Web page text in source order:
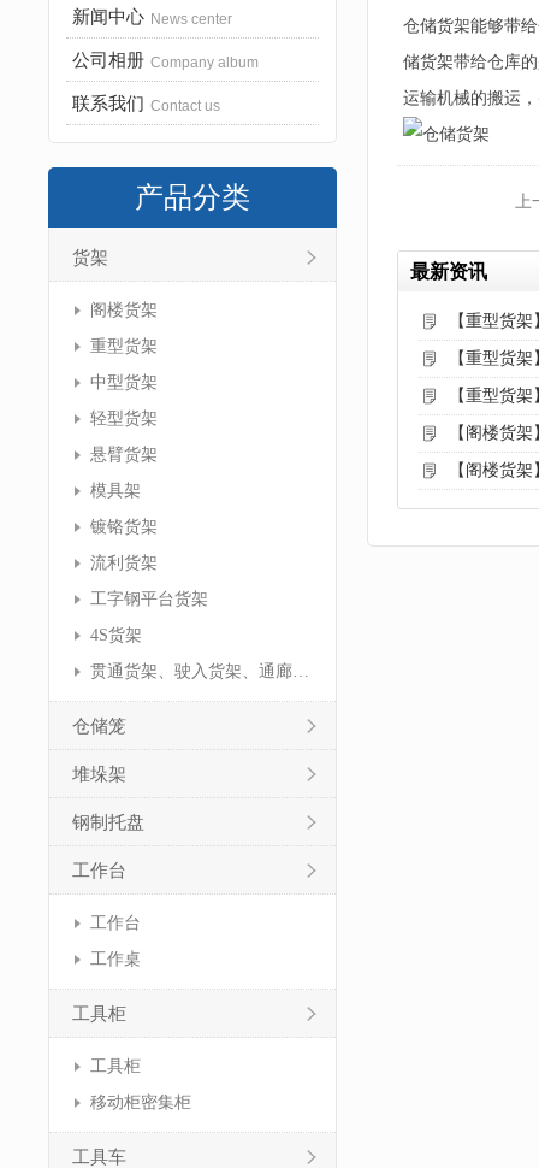
新闻中心 News center
公司相册 Company album
联系我们 Contact us
产品分类
货架
阁楼货架
重型货架
中型货架
轻型货架
悬臂货架
模具架
镀铬货架
流利货架
工字钢平台货架
4S货架
贯通货架、驶入货架、通廊货架
仓储笼
堆垛架
钢制托盘
工作台
工作台
工作桌
工具柜
工具柜
移动柜密集柜
工具车
仓储货架能够带
储货架带给仓库
运输机械的搬运
上
最新资讯
【重型货
【重型货
【重型货
【阁楼货
【阁楼货